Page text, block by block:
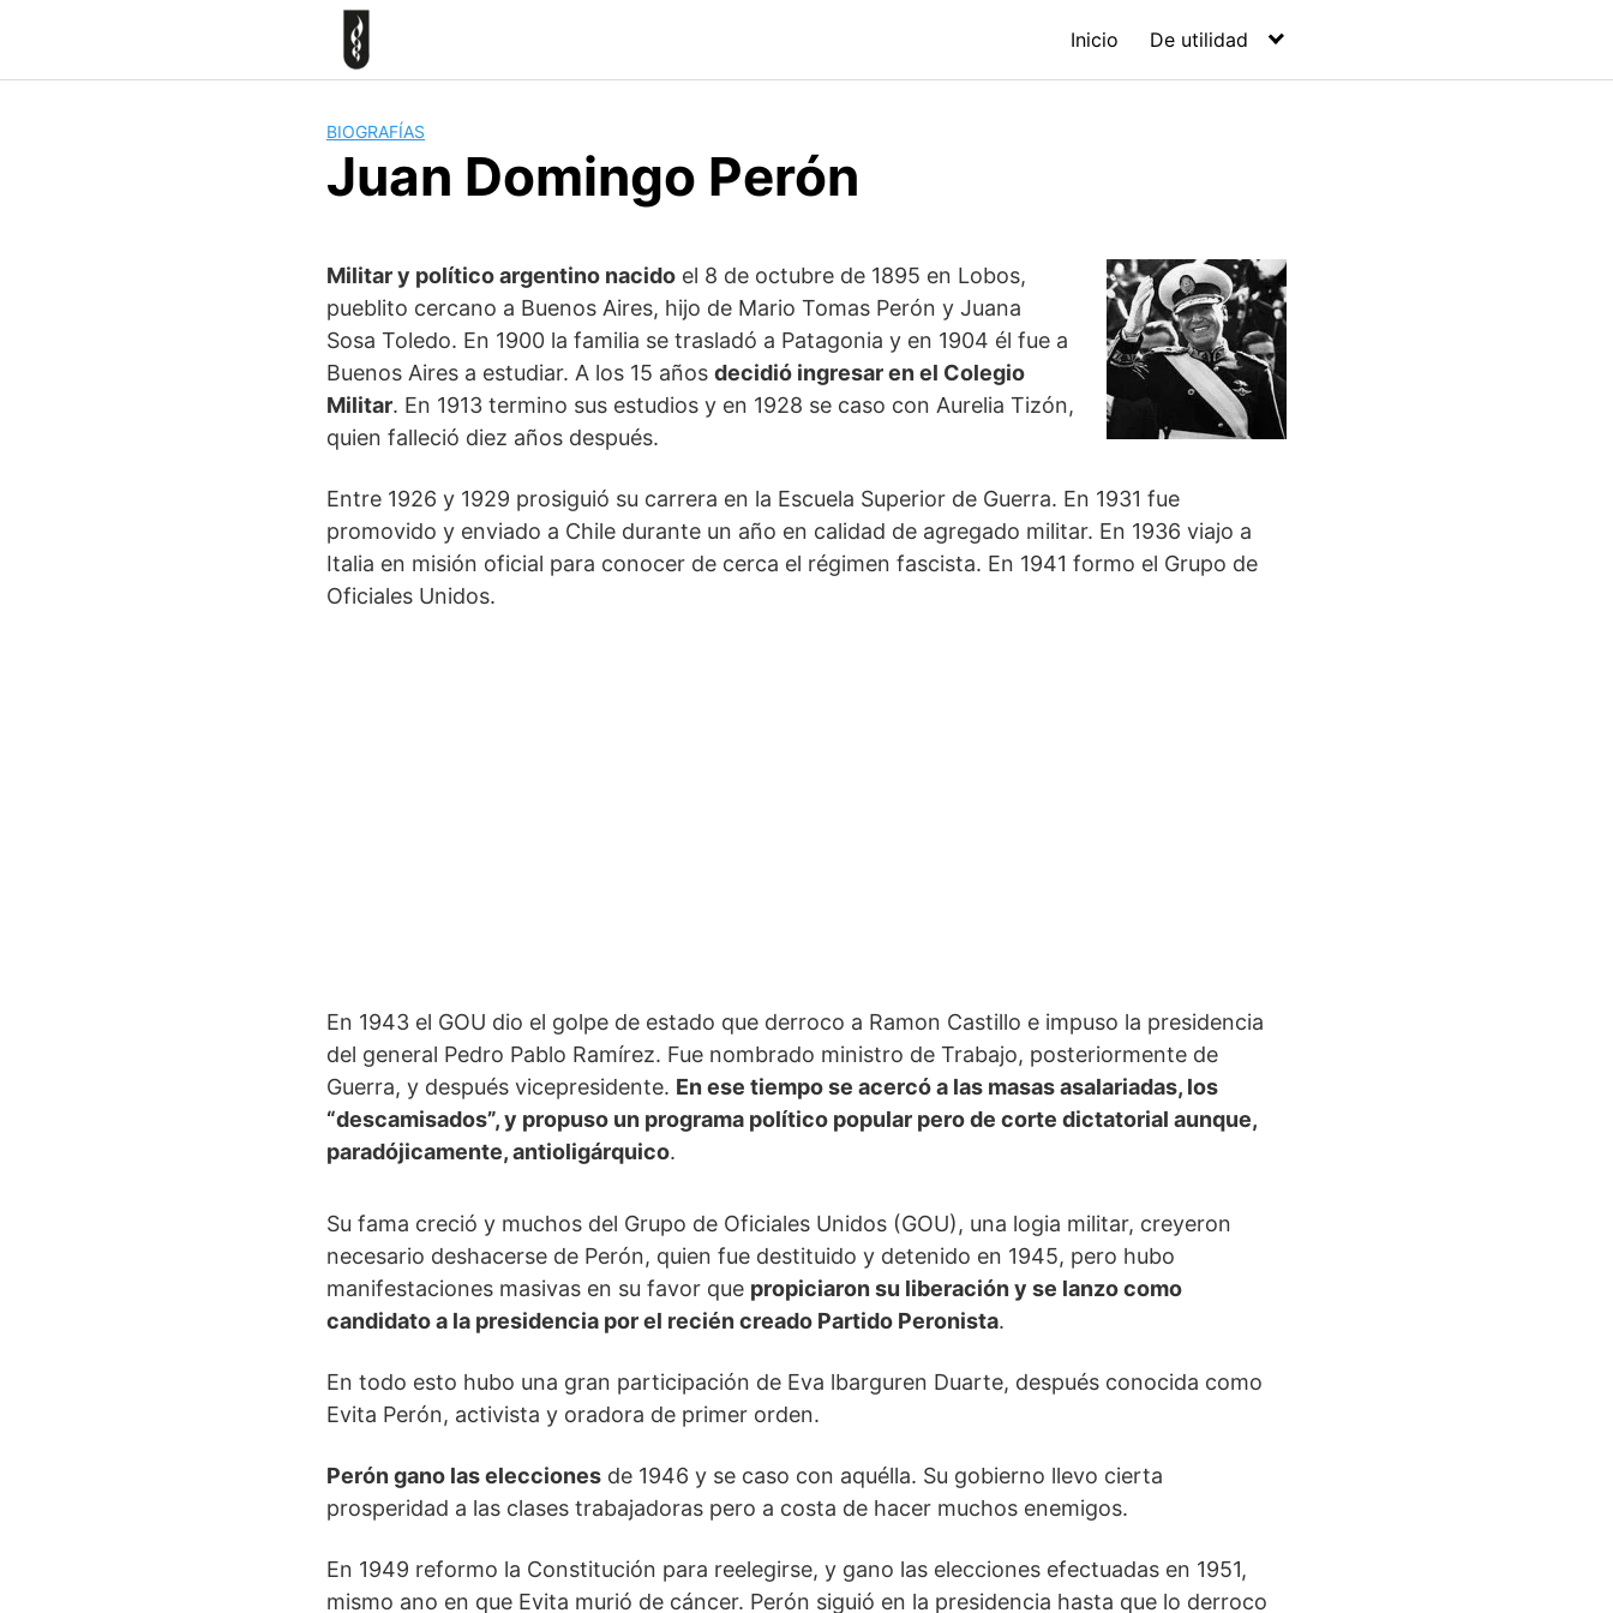
Inicio De utilidad
BIOGRAFÍAS
Juan Domingo Perón
Militar y político argentino nacido el 8 de octubre de 1895 en Lobos,
pueblito cercano a Buenos Aires, hijo de Mario Tomas Perón y Juana
Sosa Toledo. En 1900 la familia se trasladó a Patagonia y en 1904 él fue a
Buenos Aires a estudiar. A los 15 años decidió ingresar en el Colegio
Militar. En 1913 termino sus estudios y en 1928 se caso con Aurelia Tizón,
quien falleció diez años después.
Entre 1926 y 1929 prosiguió su carrera en la Escuela Superior de Guerra. En 1931 fue
promovido y enviado a Chile durante un año en calidad de agregado militar. En 1936 viajo a
Italia en misión oficial para conocer de cerca el régimen fascista. En 1941 formo el Grupo de
Oficiales Unidos.
En 1943 el GOU dio el golpe de estado que derroco a Ramon Castillo e impuso la presidencia
del general Pedro Pablo Ramírez. Fue nombrado ministro de Trabajo, posteriormente de
Guerra, y después vicepresidente. En ese tiempo se acercó a las masas asalariadas, los
“descamisados”, y propuso un programa político popular pero de corte dictatorial aunque,
paradójicamente, antioligárquico.
Su fama creció y muchos del Grupo de Oficiales Unidos (GOU), una logia militar, creyeron
necesario deshacerse de Perón, quien fue destituido y detenido en 1945, pero hubo
manifestaciones masivas en su favor que propiciaron su liberación y se lanzo como
candidato a la presidencia por el recién creado Partido Peronista.
En todo esto hubo una gran participación de Eva lbarguren Duarte, después conocida como
Evita Perón, activista y oradora de primer orden.
Perón gano las elecciones de 1946 y se caso con aquélla. Su gobierno llevo cierta
prosperidad a las clases trabajadoras pero a costa de hacer muchos enemigos.
En 1949 reformo la Constitución para reelegirse, y gano las elecciones efectuadas en 1951,
mismo ano en que Evita murió de cáncer. Perón siguió en la presidencia hasta que lo derroco